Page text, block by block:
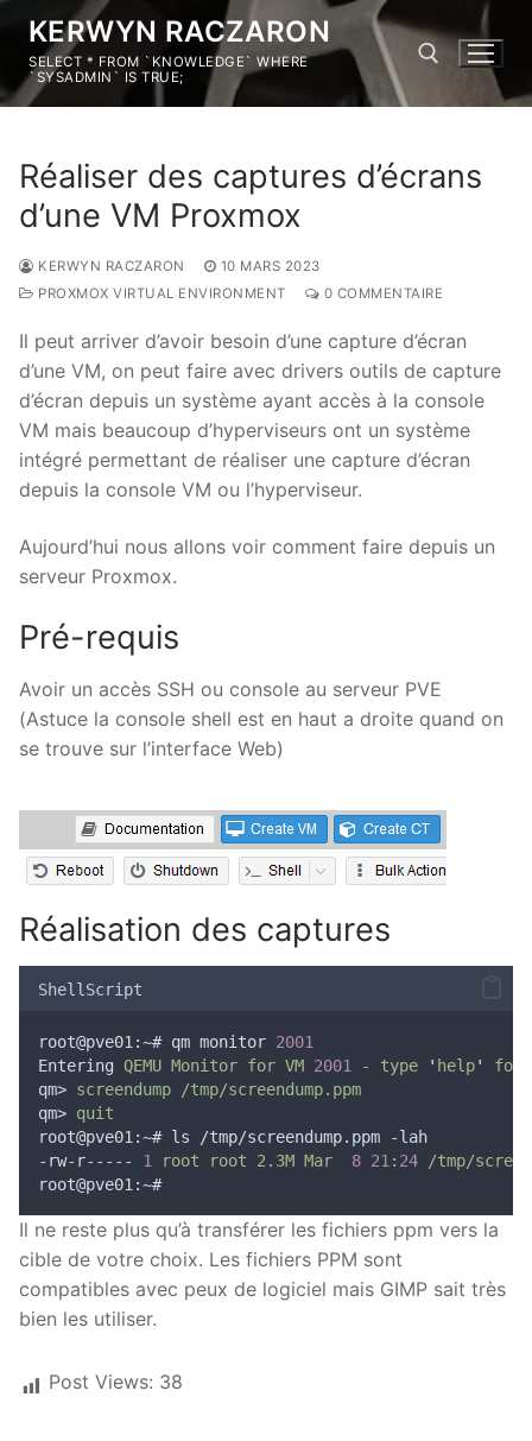
KERWYN RACZARON
SELECT * FROM `KNOWLEDGE` WHERE
`SYSADMIN` IS TRUE;
Réaliser des captures d’écrans
d’une VM Proxmox
KERWYN RACZARON
10 MARS 2023
PROXMOX VIRTUAL ENVIRONMENT
0 COMMENTAIRE
Il peut arriver d’avoir besoin d’une capture d’écran
d’une VM, on peut faire avec drivers outils de capture
d’écran depuis un système ayant accès à la console
VM mais beaucoup d’hyperviseurs ont un système
intégré permettant de réaliser une capture d’écran
depuis la console VM ou l’hyperviseur.
Aujourd’hui nous allons voir comment faire depuis un
serveur Proxmox.
Pré-requis
Avoir un accès SSH ou console au serveur PVE
(Astuce la console shell est en haut a droite quand on
se trouve sur l’interface Web)
Réalisation des captures
ShellScript
root@pve01:~# qm monitor 2001
Entering QEMU Monitor for VM 2001 - type ' help'
for
qm> screendump /tmp/screendump.ppm
qm> quit
root@pve01:~# ls /tmp/screendump.ppm -lah
-rw-r----- 1 root root 2.3M Mar 8 21: 24 /tmp/
root@pve01:~#
Il ne reste plus qu’à transférer les fichiers ppm vers la
cible de votre choix. Les fichiers PPM sont
compatibles avec peux de logiciel mais GIMP sait très
bien les utiliser.
Post Views: 38